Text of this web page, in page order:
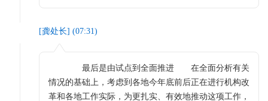
[龚处长] (07:31)
最后是由试点到全面推进 在全面分析有关
情况的基础上，考虑到各地今年底前后正在进行机构改
革和各地工作实际，为更扎实、有效地推动这项工作，